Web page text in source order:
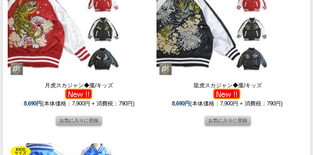
月虎スカジャン◆朧/キッズ
8,690円(本体価格：7,900円 + 消費税：790円)
龍虎スカジャン◆朧/キッズ
8,690円(本体価格：7,900円 + 消費税：790円)